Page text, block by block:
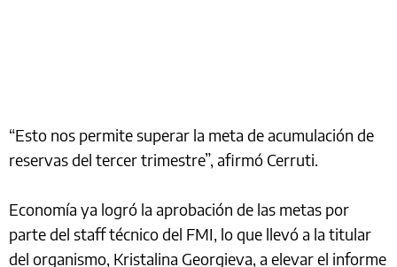
“Esto nos permite superar la meta de acumulación de
reservas del tercer trimestre”, afirmó Cerruti.
Economía ya logró la aprobación de las metas por
parte del staff técnico del FMI, lo que llevó a la titular
del organismo, Kristalina Georgieva, a elevar el informe